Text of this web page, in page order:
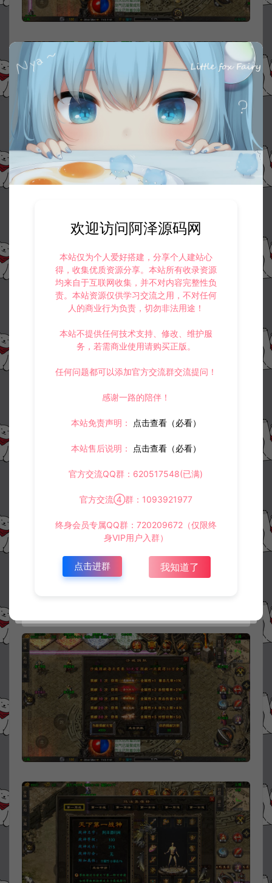
欢迎访问阿泽源码网
本站仅为个人爱好搭建，分享个人建站心
得，收集优质资源分享。本站所有收录资源
均来自于互联网收集，并不对内容完整性负
责。本站资源仅供学习交流之用，不对任何
人的商业行为负责，切勿非法用途！
本站不提供任何技术支持、修改、维护服
务，若需商业使用请购买正版。
任何问题都可以添加官方交流群交流提问！
感谢一路的陪伴！
本站免责声明： 点击查看（必看）
本站售后说明： 点击查看（必看）
官方交流QQ群：620517548(已满)
官方交流④群：1093921977
终身会员专属QQ群：720209672（仅限终
身VIP用户入群）
点击进群 我知道了